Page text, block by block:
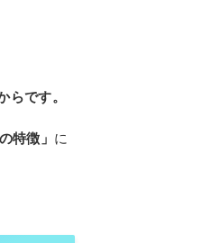
らです。
特徴」 に